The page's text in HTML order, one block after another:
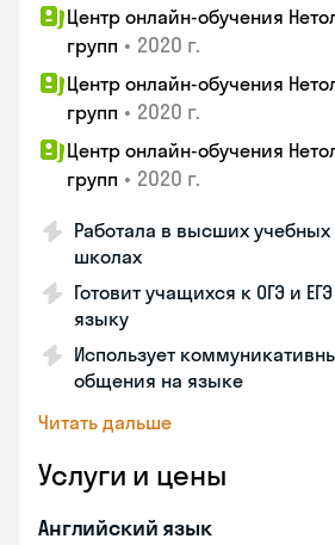
Центр онлайн-обучения
групп • 2020 г.
Центр онлайн-обучения
групп • 2020 г.
Центр онлайн-обучения
групп • 2020 г.
Работала в высших
школах
Готовит учащихся к ОГЭ и
языку
Использует
общения на языке
Читать дальше
Услуги и цены
Английский язык